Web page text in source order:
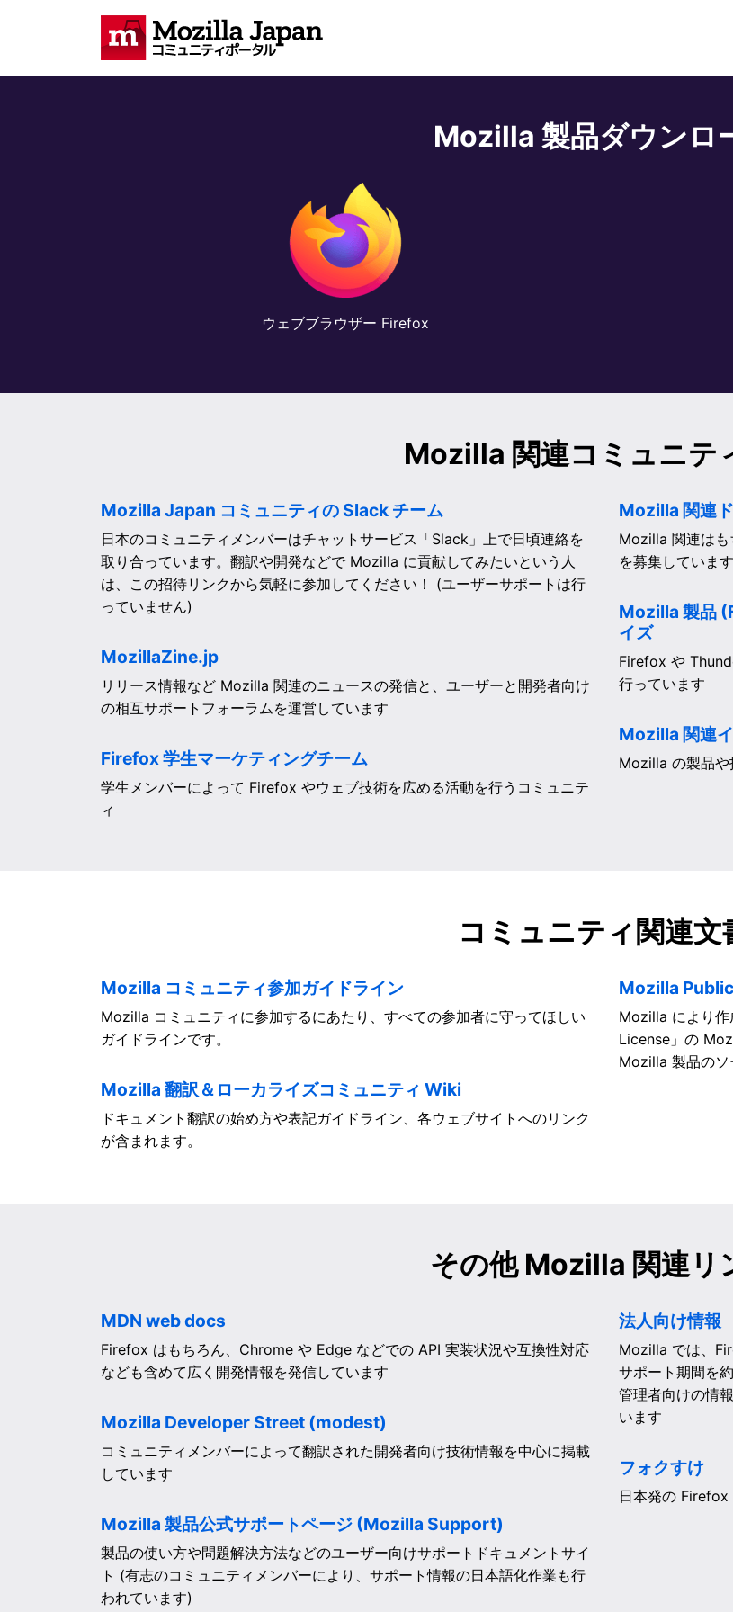
Mozilla 製品ダウンロ
ウェブブラウザー Firefox
Mozilla 関連コミュニテ
Mozilla Japan コミュニティの Slack チーム
日本のコミュニティメンバーはチャットサービス「Slack」上で日頃連絡を
取り合っています。翻訳や開発などで Mozilla に貢献してみたいという人
は、この招待リンクから気軽に参加してください！ (ユーザーサポートは行
っていません)
MozillaZine.jp
リリース情報など Mozilla 関連のニュースの発信と、ユーザーと開発者向け
の相互サポートフォーラムを運営しています
Firefox 学生マーケティングチーム
学生メンバーによって Firefox やウェブ技術を広める活動を行うコミュニテ
ィ
Mozilla 関連
Mozilla 関連はも
を募集しています
Mozilla 製品
イズ
Firefox や
行っています
Mozilla 関連
Mozilla の製品や
コミュニティ 関連文
Mozilla コミュニティ参加ガイドライン
Mozilla コミュニティに参加するにあたり、すべての参加者に守ってほしい
ガイドラインです。
Mozilla 翻訳＆ローカライズコミュニティ Wiki
ドキュメント翻訳の始め方や表記ガイドライン、各ウェブサイトへのリンク
が含まれます。
Mozilla
Mozilla により
License」の
Mozilla 製品のソ
その他 Mozilla 関連リ
MDN web docs
Firefox はもちろん、Chrome や Edge などでの API 実装状況や互換性対応
なども含めて広く開発情報を発信しています
Mozilla Developer Street (modest)
コミュニティメンバーによって翻訳された開発者向け技術情報を中心に掲載
しています
Mozilla 製品公式サポートページ (Mozilla Support)
製品の使い方や問題解決方法などのユーザー向けサポートドキュメントサイ
ト (有志のコミュニティメンバーにより、サポート情報の日本語化作業も行
われています)
法人向け情報
Mozilla では、
サポート期間を
管理者向けの情
います
フォクすけ
日本発の Firefox